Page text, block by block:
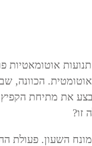
אוטומאטיות
הכוונה,
את מתיחת
זו?
השעון. פעולת